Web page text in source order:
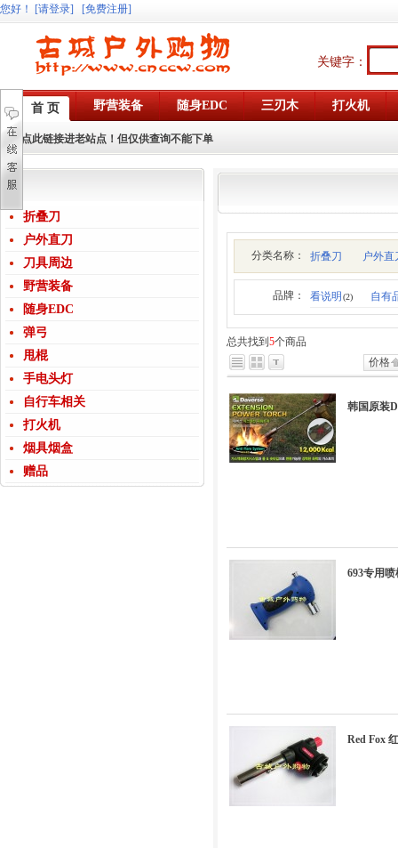
您好 ！ [请登录] [免费注册]
关键字：
首 页 野营装备 随身EDC 三刃木 打火机
点此链接进老站点！但仅供查询不能下单
折叠刀
户外直刀
刀具周边
野营装备
随身EDC
弹弓
甩棍
手电头灯
自行车相关
打火机
烟具烟盒
赠品
分类名称： 折叠刀 户外直
品牌： 看说明 (2) 自有
总共找到 5个商品
价格
韩国原装
693专用
Red Fox